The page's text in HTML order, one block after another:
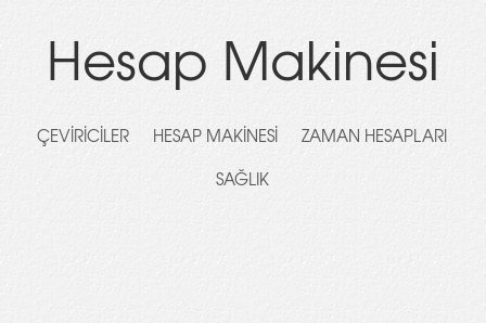
Hesap Makinesi
ÇEVIRICILER HESAP MAKINESI
ZAMAN HESAPLARI
SAĞLIK